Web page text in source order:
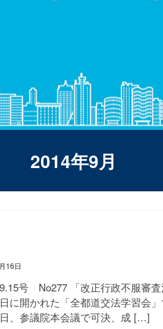
2014年9月
16日
号 No277 「改正行政不服審
に開かれた「全都道交法学習会
、参議院本会議で可決、成 […]